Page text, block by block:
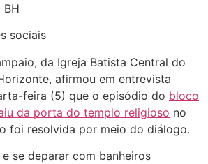
sociais
da Igreja Batista Central do
afirmou em entrevista
feira (5) que o episódio do bloco
da porta do templo religioso no
foi resolvida por meio do diálogo.
se deparar com banheiros